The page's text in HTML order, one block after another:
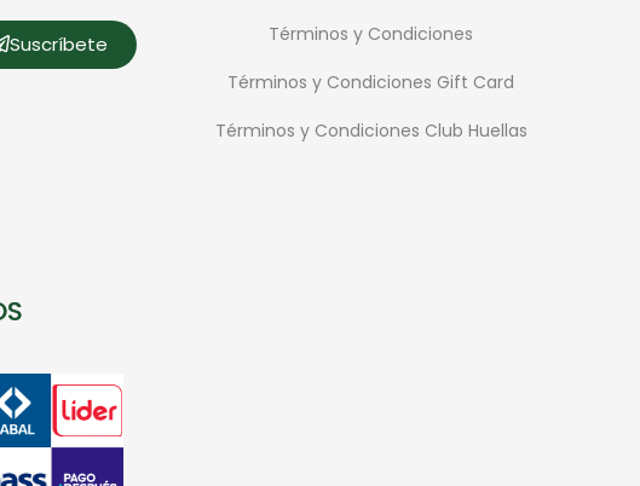
Suscríbete
Términos y Condiciones
Términos y Condiciones Gift Card
Términos y Condiciones Club Huellas